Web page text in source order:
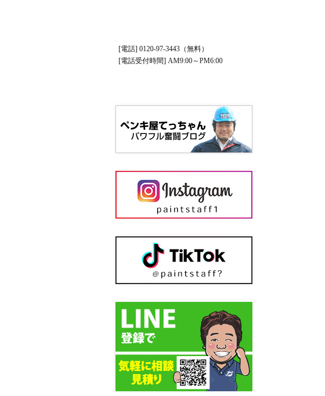
[電話] 0120-97-3443（無料）
[電話受付時間] AM9:00～PM6:00